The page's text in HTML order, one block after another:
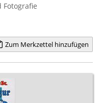
Zum Merkzettel hinzufügen